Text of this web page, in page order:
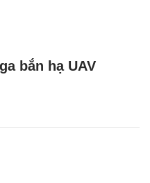
bắn hạ UAV